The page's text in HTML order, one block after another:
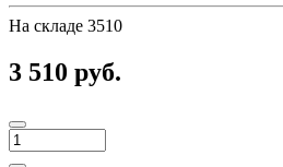
На складе 3510
3 510 руб.